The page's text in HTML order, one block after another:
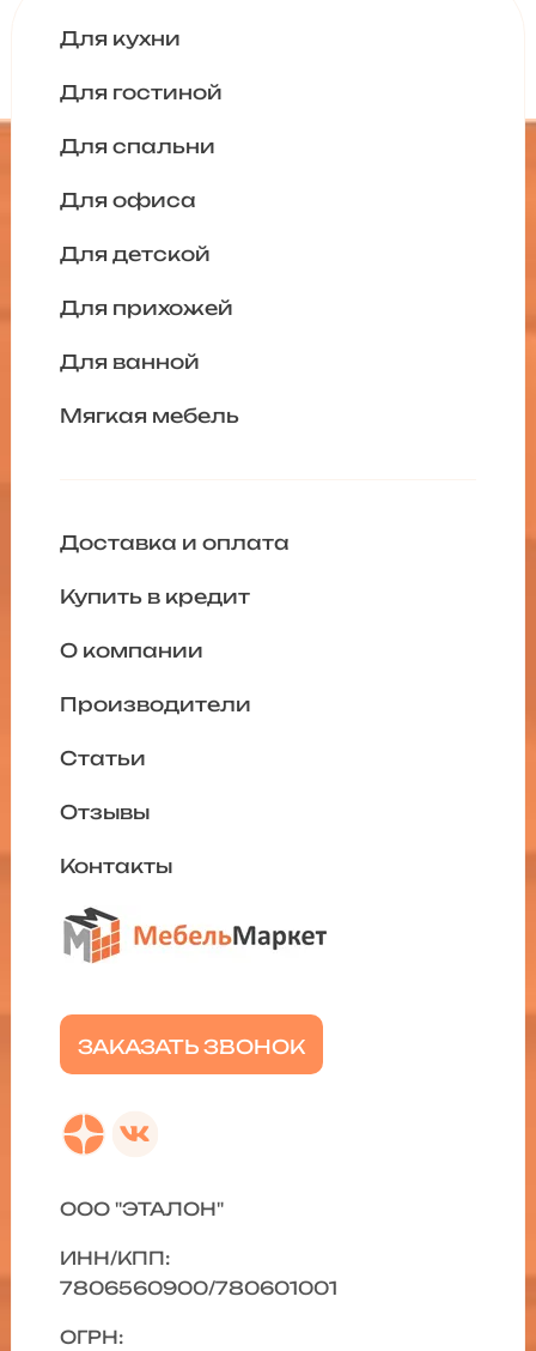
Для кухни
Для гостиной
Для спальни
Для офиса
Для детской
Для прихожей
Для ванной
Мягкая мебель
ЗАКАЗАТЬ ЗВОНОК
Доставка и оплата
Купить в кредит
О компании
Производители
Статьи
Отзывы
Контакты
ООО "ЭТАЛОН"
ИНН/КПП:
7806560900/780601001
ОГРН: